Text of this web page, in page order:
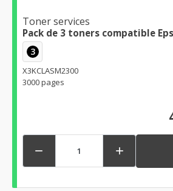
Toner services
Pack de 3 toners compatible
3
X3KCLASM2300
3000 pages
 